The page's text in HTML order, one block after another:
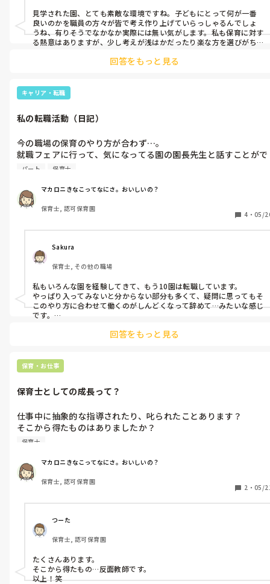
0歳児の保育室も食事、睡眠の場所も分けられててのんびりと過
ごしてた。
戸外遊びも十分に環境も整ってたしじっくり遊び込める時間もつ
くってたみたいで、時間に追われることなく保育できそうだっ
のようだった。
考え方にはしたくないけど、でも専門性ってところを高めたいっ
看護師さんや管理栄養士さんにも入ってもらって子どもにとって
何が1番いいのかってところを色んな角度から見ていったり、知
識を入れて子どもに関わるか関わらないかで全然違ってくると思
本当にそう。
職員の方々が生き生きされてたし、柔軟に対応されてたのをみ
あと、園長先生と話してて自分の未熟さや考えの浅さ、頭の硬さ
が客観的にみてやばいなとかんがえさせられた笑
自分の環境をどこに置くかで進化もするし退化もするってことや
な。
もうちょい、進化せねばな。
今までは吉本和子先生の保育でやってきてたから
とりあえず教えてもらった高山静子先生の本をポチるところか
わらべうたももう一度勉強し直そう。
保育は奥が深い。
尚更、今の職場辞めなければ。
見学された園、とても素敵な環境ですね。子どもにとって何が一番
良いのかを職員の方々が皆で考え作り上げていらっしゃるんでしょ
うね、有りそうでなかなか実際には無い気がします。私も保育に対す
る熱意はありますが、少し考えが浅はかだったり楽な方を選びがち
ルも価値観も見直さなきゃ、と思いました。転職活動うまく行きま
回答をもっと見る
キャリア・転職
私の転職活動（日記）
今の職場の保育のやり方が合わず…。
就職フェアに行って、気になってる園の園長先生と話すことがで
きた。
のギャップが大きくて、自分がやりたい保育ってなにか？って考
えた時に育児担当制がいいなって気づけたんですって話をした
ら、そこの園長先生に「もう先生、生粋やね！」って笑われた🤣
だってほんとに合わないんだもん🤣
(未満児しかいないけど、ピアノばんばん！製作！製作！製作！
生の話聞いて！ダメでしょ！ほら！ちんとん！っていう雰囲
気……否定してるわけじゃなくってただ合わない。理解ができな
い。)
「静かなお部屋で、言葉のかけ方一つから全然ちがうでしょ？」
って聞かれて、「ほんとに全然違うし、今の園の園長に先生、も
っと子どもに話しかけて！って言われたけど、話しかけるタイミ
経験あるなら、「ぜひうちで働いてほしいね〜」って言ってくれ
しかも自分がやってきた保育の価値をわかってくれる職場っての
が1番でかいなー！って思った🥹
このまま、転職活動がうまくいって採用してもらえたらいいな！
パート 保育士
マカロニきなこってなにさ。おいしいの？
保育士, 認可保育園
4 ・ 05/
Sakura
保育士, その他の職場
私もいろんな園を経験してきて、もう10園は転職しています。
やっぱり入ってみないと分からない部分も多くて、疑問に思ってもそ
このやり方に合わせて働くのがしんどくなって辞めて…みたいな感じ
です。
保育の価値観が合って、長く続けられる園に巡り会えたなら、奇跡で
回答をもっと見る
保育・お仕事
保育士としての成長って？
仕事中に抽象的な指導されたり、叱られたことあります？
そこから得たものはありましたか？
パートのおばちゃんと私の過去（12年前）について話をして、1
つの園でしか経験は無いですけど、普通に厳しいことも言われて
きましたよ。
園長からは「あなたがやっている事は保育士じゃない！近所のお
姉さんがしていることよ！」って怒鳴られました。
その時は理解ができなかったし、否定された気持ちで涙を毎日の
ように流してたけど、今振り返れば、それだけ専門性のある仕事
って意味だと思います。って話をしたら、「先生、ここの職場で
本当にそれ。刺激がなくてつまらん。大人主導だもん。子どもら
も怒られなくていい事で怒られてるし。
保育士
マカロニきなこってなにさ。おいしいの？
保育士, 認可保育園
2 ・ 05/
つーた
保育士, 認可保育園
たくさんあります。
そこから得たもの…反面教師です。
以上！笑